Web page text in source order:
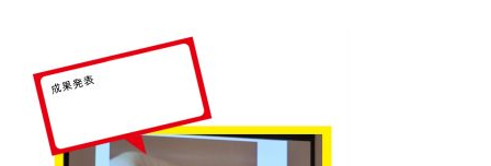
アクセス
お問い合わせ